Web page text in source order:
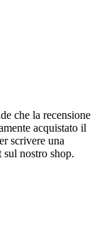
che la recensione
acquistato il
scrivere una
sul nostro shop.